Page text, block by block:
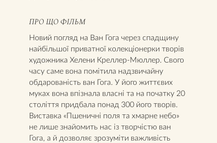
ПРО ЩО ФІЛЬМ
Новий погляд на Ван Гога через спадщину
найбільшої приватної колекціонерки творів
художника Хелени Креллер-Мюллер. Свого
часу саме вона помітила надзвичайну
обдарованість ван Гога. У його життєвих
муках вона впізнала власні та на початку 20
століття придбала понад 300 його творів.
Виставка «Пшеничні поля та хмарне небо»
не лише знайомить нас із творчістю ван
Гога, а й дозволяє зрозуміти важливість